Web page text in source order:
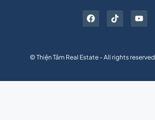
© Thiện Tâm Real Estate - All rights reserved